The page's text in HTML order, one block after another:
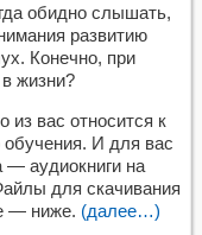
обидно слышать,
развитию
Конечно, при
жизни?
из вас относится к
обучения. И для вас
— аудиокниги на
для скачивания
— ниже. (далее…)